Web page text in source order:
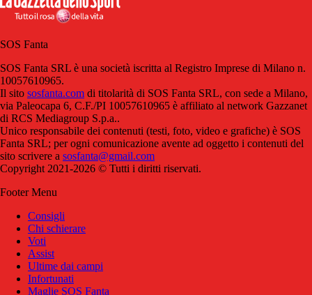
SOS Fanta
SOS Fanta SRL è una società iscritta al Registro Imprese di Milano n.
10057610965.
Il sito sosfanta.com di titolarità di SOS Fanta SRL, con sede a Milano,
via Paleocapa 6, C.F./PI 10057610965 è affiliato al network Gazzanet
di RCS Mediagroup S.p.a..
Unico responsabile dei contenuti (testi, foto, video e grafiche) è SOS
Fanta SRL; per ogni comunicazione avente ad oggetto i contenuti del
sito scrivere a sosfanta@gmail.com
Copyright 2021-2026 © Tutti i diritti riservati.
Footer Menu
Consigli
Chi schierare
Voti
Assist
Ultime dai campi
Infortunati
Maglie SOS Fanta